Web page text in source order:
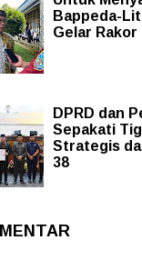
Bappeda-
Gelar Rakor
DPRD dan
Sepakati
Strategis
38